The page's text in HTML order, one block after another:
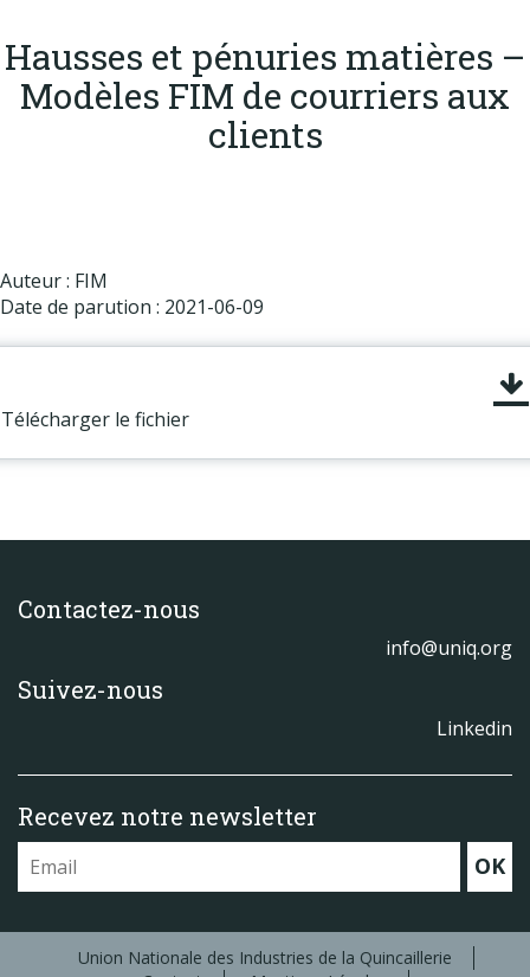
Publications
Actualités
Hausses et pénuries matières –
Modèles FIM de courriers aux
clients
Auteur : FIM
Date de parution : 2021-06-09
Télécharger le fichier
Contactez-nous
info@uniq.org
Suivez-nous
Linkedin
Recevez notre newsletter
OK
Union Nationale des Industries de la Quincaillerie